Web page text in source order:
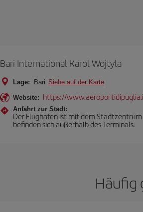
Bari International Karol Wojtyla
Lage: Bari Siehe auf der Karte
Website: https://
Anfahrt zur Stadt:
Der Flughafen ist mit dem
befinden sich außerhalb des Terminals.
Häufig